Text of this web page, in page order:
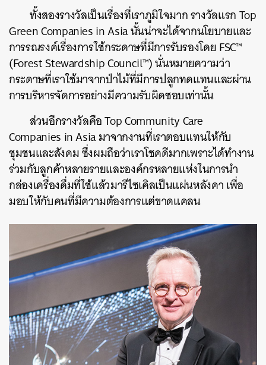
ทั้งสองรางวัลเป็นเรื่องที่เราภูมิใจมาก รางวัลแรก Top
Green Companies in Asia นั้นน่าจะได้จากนโยบายและ
การรณรงค์เรื่องการใช้กระดาษที่มีการรับรองโดย FSC™
(Forest Stewardship Council™) นั่นหมายความว่า
กระดาษที่เราใช้มาจากป่าไม้ที่มีการปลูกทดแทนและผ่าน
การบริหารจัดการอย่างมีความรับผิดชอบเท่านั้น
ส่วนอีกรางวัลคือ Top Community Care
Companies in Asia มาจากงานที่เราตอบแทนให้กับ
ชุมชนและสังคม ซึ่งผมถือว่าเราโชคดีมากเพราะได้ทำงาน
ร่วมกับลูกค้าหลายรายและองค์กรหลายแห่งในการนำ
กล่องเครื่องดื่มที่ใช้แล้วมารีไซเคิลเป็นแผ่นหลังคา เพื่อ
มอบให้กับคนที่มีความต้องการแต่ขาดแคลน